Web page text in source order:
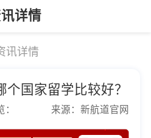
详情
讯详情
国家留学比较好？
： 来源：新航道官网